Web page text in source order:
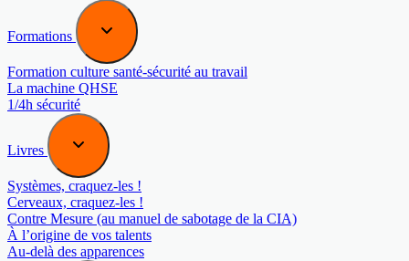
Formations
Formation culture santé-sécurité au travail
La machine QHSE
1/4h sécurité
Livres
Systèmes, craquez-les !
Cerveaux, craquez-les !
Contre Mesure (au manuel de sabotage de la CIA)
À l’origine de vos talents
Au-delà des apparences